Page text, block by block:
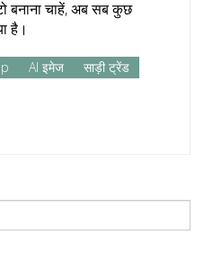
बनाना चाहें, अब सब कुछ
है।
AI इमेज साड़ी ट्रेंड